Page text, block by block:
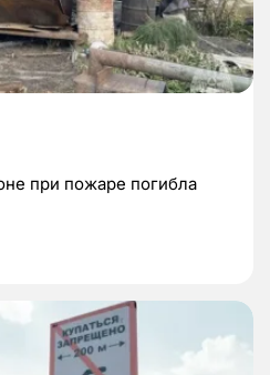
при пожаре погибла